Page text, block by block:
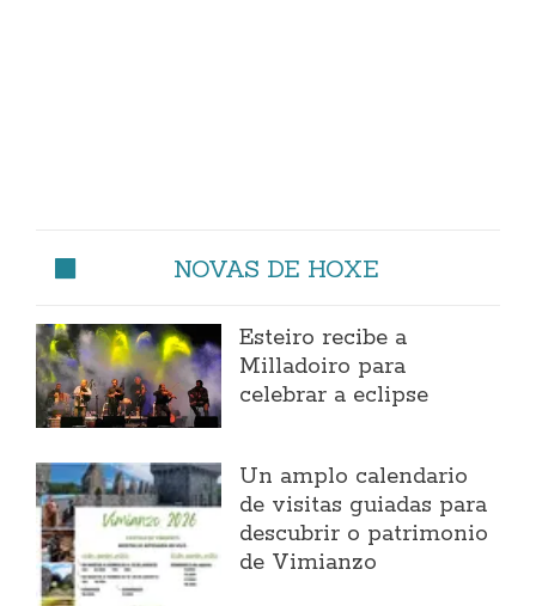
NOVAS DE HOXE
Esteiro recibe a
Milladoiro para
celebrar a eclipse
Un amplo calendario
de visitas guiadas para
descubrir o patrimonio
de Vimianzo